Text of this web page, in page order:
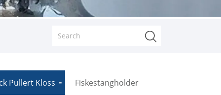
Pullert Kloss Fiskestangholder